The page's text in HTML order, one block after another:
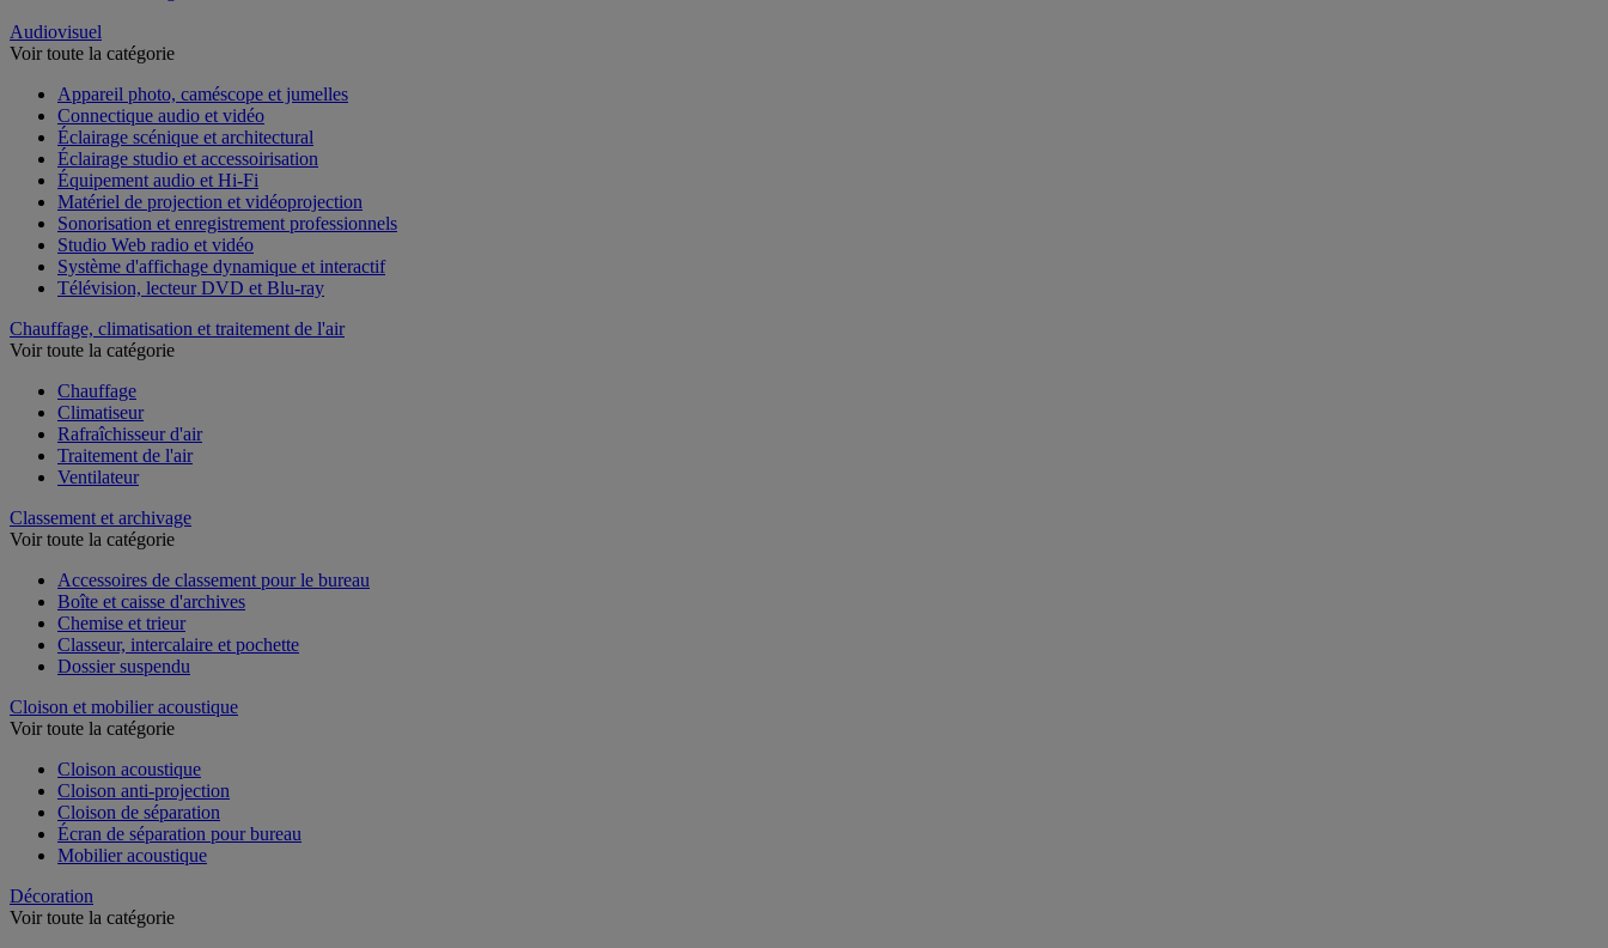
Audiovisuel
Appareil photo, caméscope et jumelles
Connectique audio et vidéo
Éclairage scénique et architectural
Éclairage studio et accessoirisation
Équipement audio et Hi-Fi
Matériel de projection et vidéoprojection
Sonorisation et enregistrement professionnels
Studio Web radio et vidéo
Système d'affichage dynamique et interactif
Chauffage, climatisation et traitement de l'air
Chauffage
Climatiseur
Rafraîchisseur d'air
Traitement de l'air
Classement et archivage
Accessoires de classement pour le bureau
Boîte et caisse d'archives
Chemise et trieur
Classeur, intercalaire et pochette
Cloison et mobilier acoustique
Cloison acoustique
Cloison anti-projection
Cloison de séparation
Écran de séparation pour bureau
Décoration